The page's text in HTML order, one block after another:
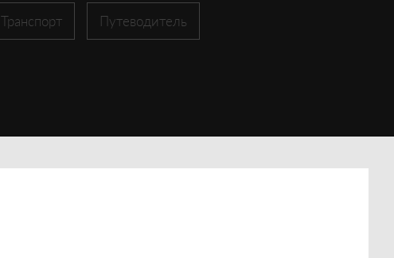
Транспорт Путеводитель